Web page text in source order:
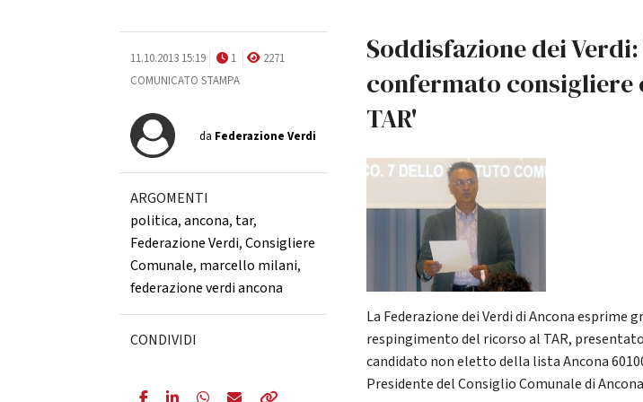
11.10.2013 15:19 1
2271
COMUNICATO STAMPA
da Federazione Verdi
ARGOMENTI
politica,ancona, tar,
Federazione Verdi,Consigliere
Comunale, marcello milani,
federazione verdi ancona
CONDIVIDI
Soddisfazione dei
confermato consigliere
TAR'
La Federazione dei Verdi di Ancona esprime
respingimento del ricorso al TAR,
candidato non eletto della lista Ancona
Presidente del Consiglio Comunale di